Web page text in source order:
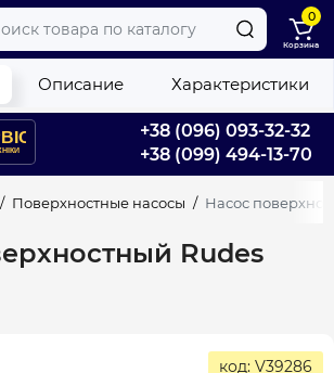
+38 (096) 093-32-32
+38 (099) 494-13-70
0
Корзина
Поверхностные насосы Насос
Rudes
Описание Характеристики
код: V39286